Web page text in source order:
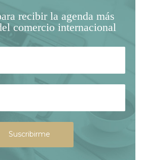
recibir la agenda más
comercio internacional
Suscribirme